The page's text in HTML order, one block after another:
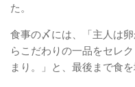
た。
食事の〆には、「主人は
らこだわりの一品をセレ
まり。」と、最後まで食を